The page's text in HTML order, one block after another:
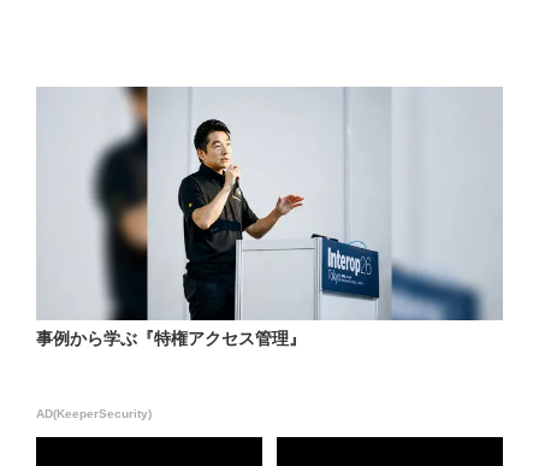
事例から学ぶ『特権アクセス管理』
AD(KeeperSecurity)